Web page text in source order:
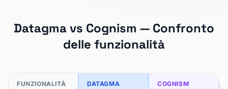
Datagma vs Cognism — Confronto
delle funzionalità
FUNZIONALITÀ DATAGMA COGNISM